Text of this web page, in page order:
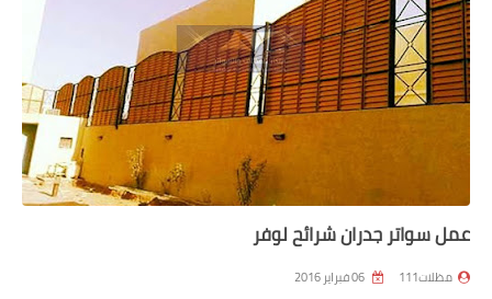
رابط فرعي
رابط فرعي
رابط فرعي
عمل سواتر جدران شرائح لوفر
مظلات111